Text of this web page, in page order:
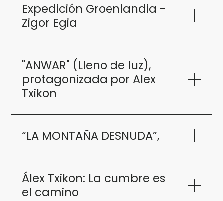
Expedición Groenlandia -
Zigor Egia
"ANWAR" (Lleno de luz),
protagonizada por Alex
Txikon
“LA MONTAÑA DESNUDA”,
Álex Txikon: La cumbre es
el camino